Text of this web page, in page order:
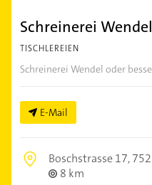
Schreinerei
TISCHLEREIEN
Schreinerei Wendel oder
E-Mail
Boschstrasse 17,
8 km